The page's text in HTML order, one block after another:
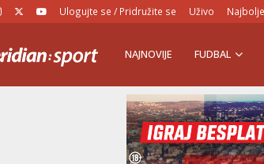
Ulogujte se / Pridružite se Uživo
NAJNOVIJE FUDBAL